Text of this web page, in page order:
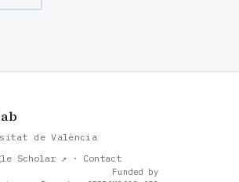
de València
Scholar ↗ · Contact
Funded by